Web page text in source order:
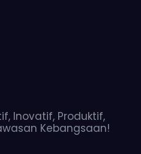
Inovatif, Produktif,
Kebangsaan!